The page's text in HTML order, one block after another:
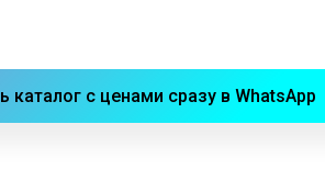
каталог с ценами сразу в WhatsApp